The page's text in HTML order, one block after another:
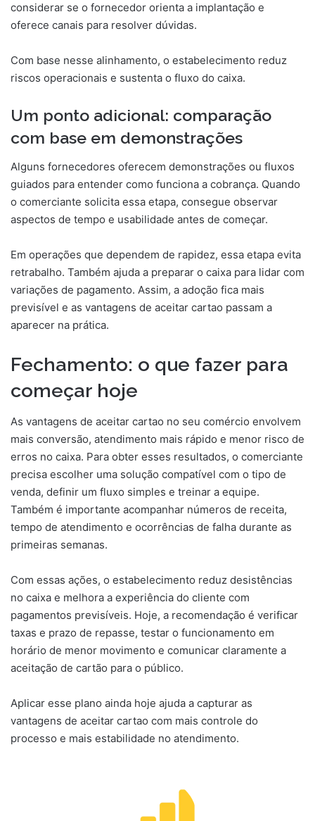
considerar se o fornecedor orienta a implantação e
oferece canais para resolver dúvidas.
Com base nesse alinhamento, o estabelecimento reduz
riscos operacionais e sustenta o fluxo do caixa.
Um ponto adicional: comparação
com base em demonstrações
Alguns fornecedores oferecem demonstrações ou fluxos
guiados para entender como funciona a cobrança. Quando
o comerciante solicita essa etapa, consegue observar
aspectos de tempo e usabilidade antes de começar.
Em operações que dependem de rapidez, essa etapa evita
retrabalho. Também ajuda a preparar o caixa para lidar com
variações de pagamento. Assim, a adoção fica mais
previsível e as vantagens de aceitar cartao passam a
aparecer na prática.
Fechamento: o que fazer para
começar hoje
As vantagens de aceitar cartao no seu comércio envolvem
mais conversão, atendimento mais rápido e menor risco de
erros no caixa. Para obter esses resultados, o comerciante
precisa escolher uma solução compatível com o tipo de
venda, definir um fluxo simples e treinar a equipe.
Também é importante acompanhar números de receita,
tempo de atendimento e ocorrências de falha durante as
primeiras semanas.
Com essas ações, o estabelecimento reduz desistências
no caixa e melhora a experiência do cliente com
pagamentos previsíveis. Hoje, a recomendação é verificar
taxas e prazo de repasse, testar o funcionamento em
horário de menor movimento e comunicar claramente a
aceitação de cartão para o público.
Aplicar esse plano ainda hoje ajuda a capturar as
vantagens de aceitar cartao com mais controle do
processo e mais estabilidade no atendimento.